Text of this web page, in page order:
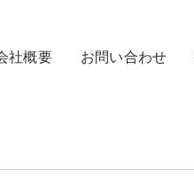
社概要 お問い合わせ